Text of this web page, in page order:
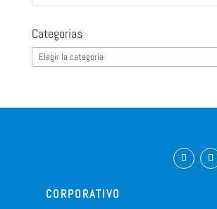
Categorias
Categorias
CORPORATIVO